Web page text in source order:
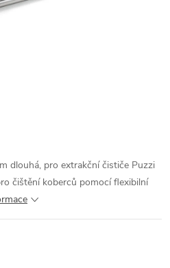
dlouhá, pro extrakční čističe Puzzi
čištění koberců pomocí flexibilní